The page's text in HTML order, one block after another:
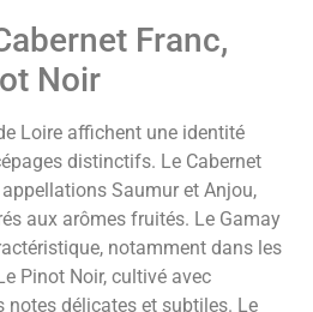
Franc,
Noir
Loire affichent une identité
distinctifs. Le Cabernet
Saumur et Anjou,
aux arômes fruités. Le Gamay
notamment dans les
Pinot Noir, cultivé avec
notes délicates et subtiles. Le